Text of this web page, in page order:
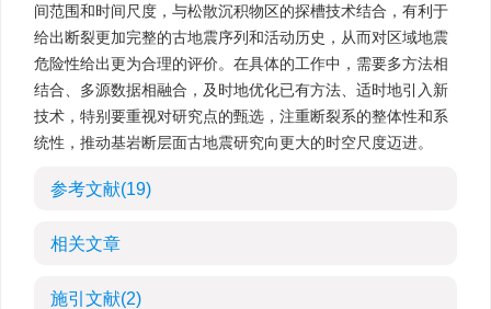
间范围和时间尺度，与松散沉积物区的探槽技术结合，有利于
给出断裂更加完整的古地震序列和活动历史，从而对区域地震
危险性给出更为合理的评价。在具体的工作中，需要多方法相
结合、多源数据相融合，及时地优化已有方法、适时地引入新
技术，特别要重视对研究点的甄选，注重断裂系的整体性和系
统性，推动基岩断层面古地震研究向更大的时空尺度迈进。
参考文献(19)
相关文章
施引文献(2)